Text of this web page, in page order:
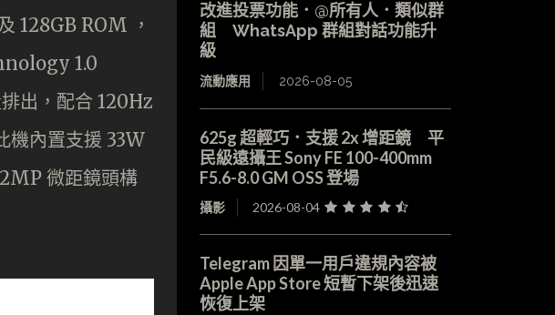
128GB ROM ，
1.0
出，配合 120Hz
機內置支援 33W
微距鏡頭構
改進投票功能．@所有人．類似群
組 WhatsApp 群組對話功能升
級
流動應用 2026-08-05
625g 超輕巧．支援 2x 增距鏡 平
民級遠攝王 Sony FE 100-400mm
F5.6-8.0 GM OSS 登場
攝影 2026-08-04
Telegram 因單一用戶違規內容被
Apple App Store 短暫下架後迅速
恢復上架